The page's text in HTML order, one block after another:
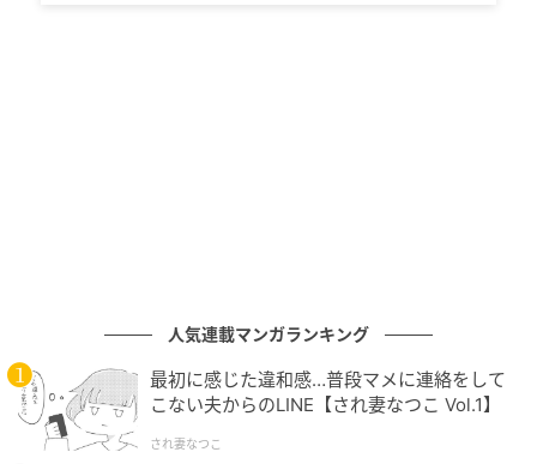
次の記事
#1 「お疲れ〜♡」遅刻するなら連絡して！
この女、ナメてます
人気連載マンガランキング
最初に感じた違和感…普段マメに連絡をして
こない夫からのLINE【され妻なつこ Vol.1】
され妻なつこ